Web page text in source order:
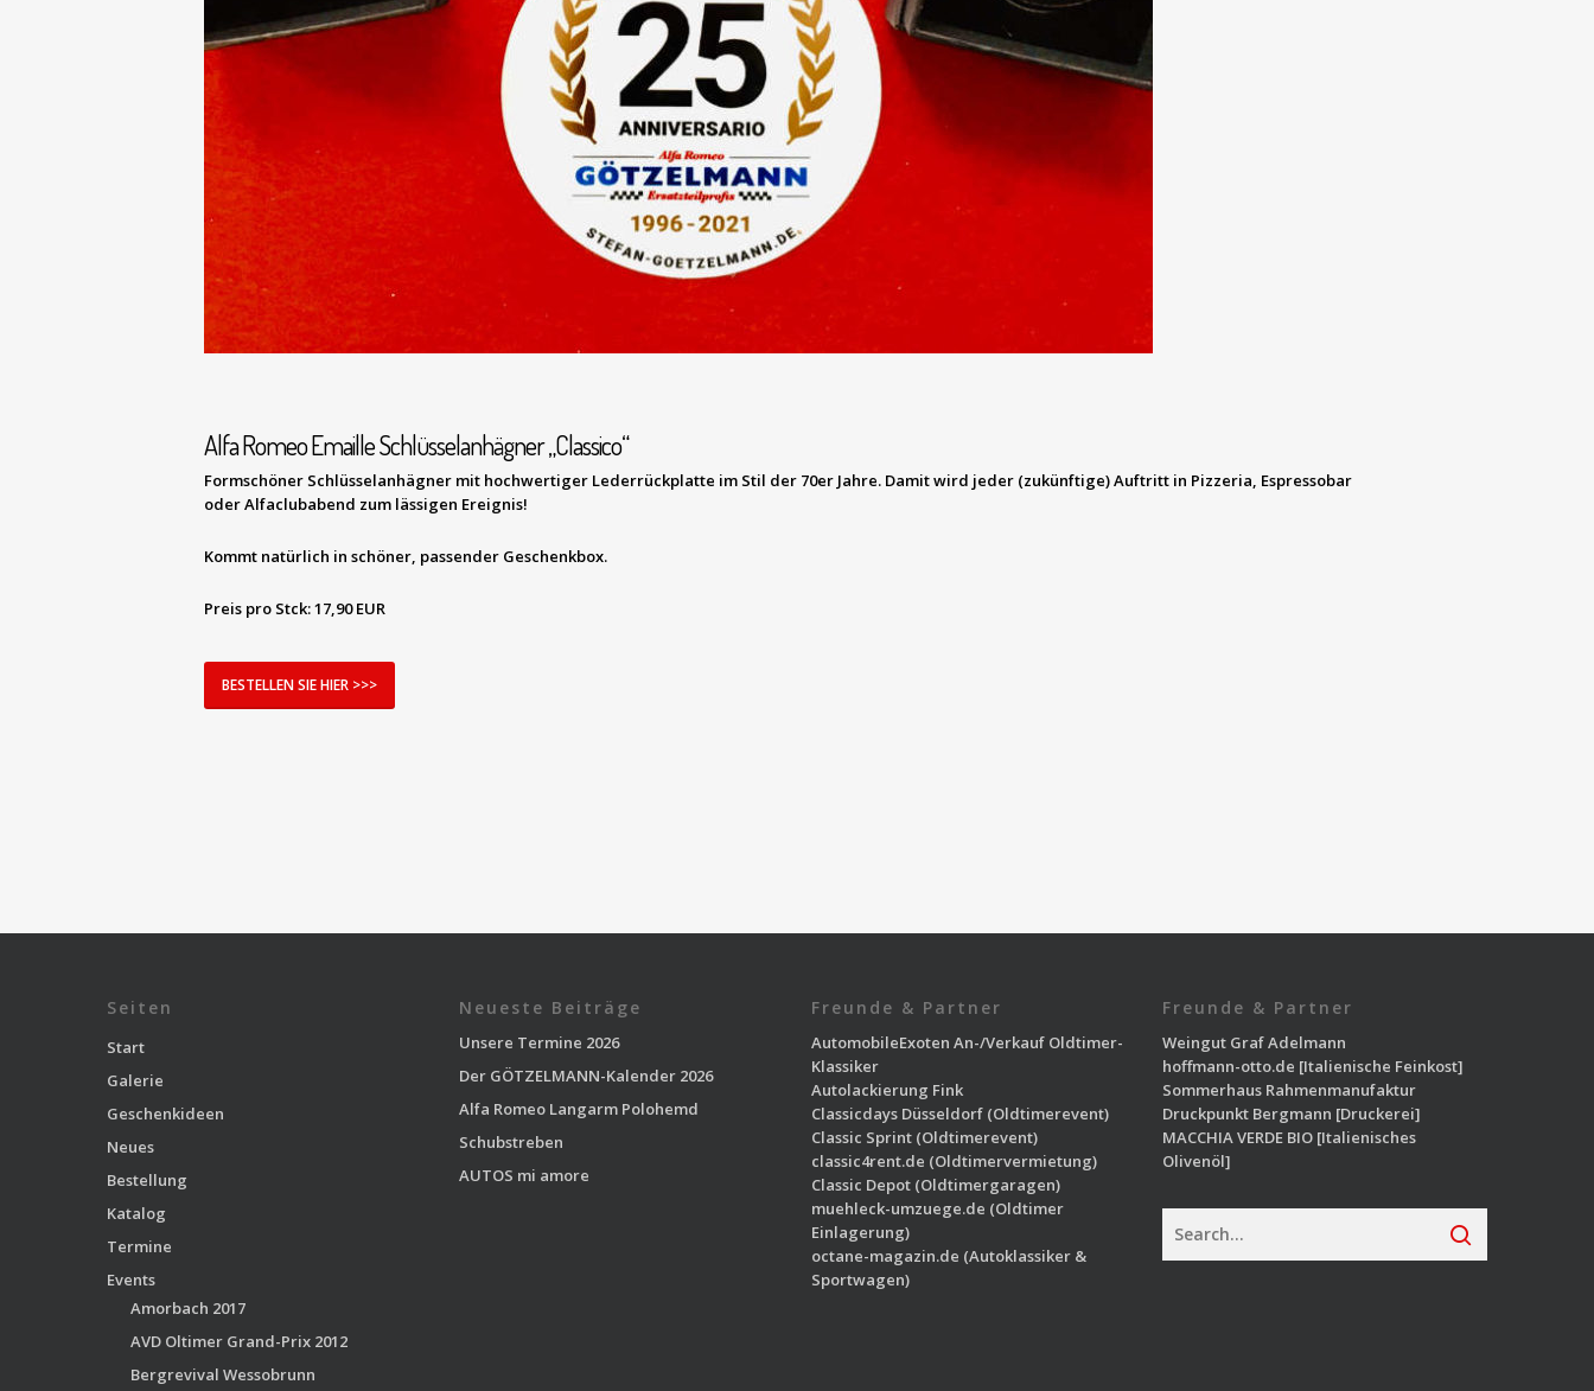
Alfa Romeo Emaille Schlüsselanhägner „Classico“
Formschöner Schlüsselanhägner mit hochwertiger Lederrückplatte im Stil der 70er Jahre. Damit wird jeder (zukünftige) Auftritt in Pizzeria, Espressobar
oder Alfaclubabend zum lässigen Ereignis!
Kommt natürlich in schöner, passender Geschenkbox.
Preis pro Stck:17,90 EUR
BESTELLEN SIE HIER >>>
Seiten
Start
Galerie
Geschenkideen
Neues
Bestellung
Katalog
Termine
Events
Amorbach 2017
AVD Oltimer Grand-Prix 2012
Bergrevival Wessobrunn
Neueste Beiträge
Unsere Termine 2026
Der GÖTZELMANN-Kalender 2026
Alfa Romeo Langarm Polohemd
Schubstreben
AUTOS mi amore
Freunde & Partner
AutomobileExoten An-/Verkauf Oldtimer-
Klassiker
Autolackierung Fink
Classicdays Düsseldorf(Oldtimerevent)
Classic Sprint(Oldtimerevent)
classic4rent.de (Oldtimervermietung)
Classic Depot(Oldtimergaragen)
muehleck-umzuege.de (Oldtimer
Einlagerung)
octane-magazin.de (Autoklassiker &
Sportwagen)
Freunde & Partner
Weingut Graf Adelmann
hoffmann-otto.de [Italienische Feinkost]
Sommerhaus Rahmenmanufaktur
Druckpunkt Bergmann [Druckerei]
MACCHIA VERDE BIO [Italienisches
Olivenöl]